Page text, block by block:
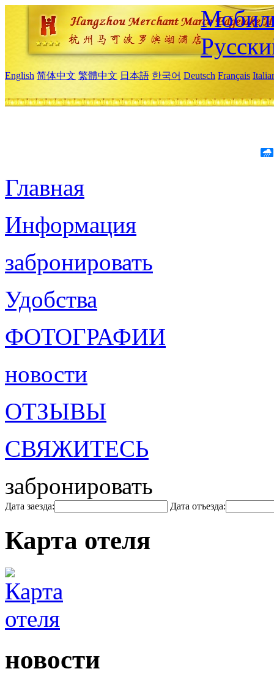
English 简体中文 繁體中文 日本語 한국어 Deutsch Français
Главная
Информация
забронировать
Удобства
ФОТОГРАФИИ
новости
ОТЗЫВЫ
СВЯЖИТЕСЬ
забронировать
Дата заезда: Дата отъезда:
Карта отеля
новости